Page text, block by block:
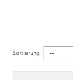
Sortierung --